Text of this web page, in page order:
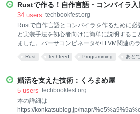
ついて理解が深まったり、使ってみようと思
だければ幸いです。
Rustで作る！自作言語・コンパイラ
34 users techbookfest.org
Rustで自作言語とコンパイラを作るために必
と実装手法を初心者向けに簡単に説明するこ
ました。パーサコンビネータやLLVM関連の
リを利用し、Rustで自作言語やコンパイラ作
Rust techfeed Programming あと
婚活を支えた技術：くろまめ屋
5 users techbookfest.org
本の詳細は
https://konkatsublog.jp/mapr/